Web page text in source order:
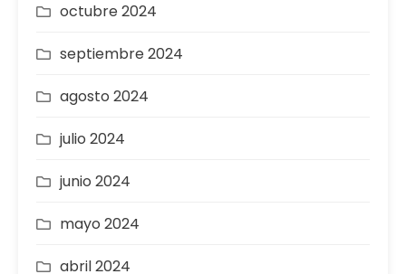
octubre 2024
septiembre 2024
agosto 2024
julio 2024
junio 2024
mayo 2024
abril 2024